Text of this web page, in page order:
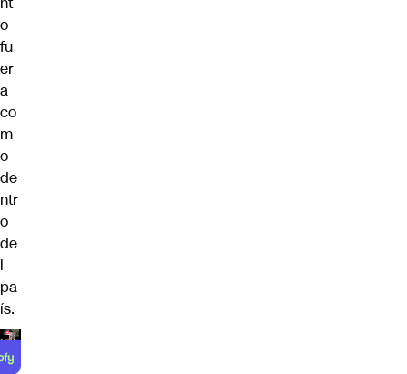
o
fu
er
a
co
m
o
de
ntr
o
de
l
pa
ís.